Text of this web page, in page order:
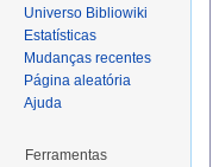
Universo Bibliowiki
Estatísticas
Mudanças recentes
Página aleatória
Ajuda
Ferramentas